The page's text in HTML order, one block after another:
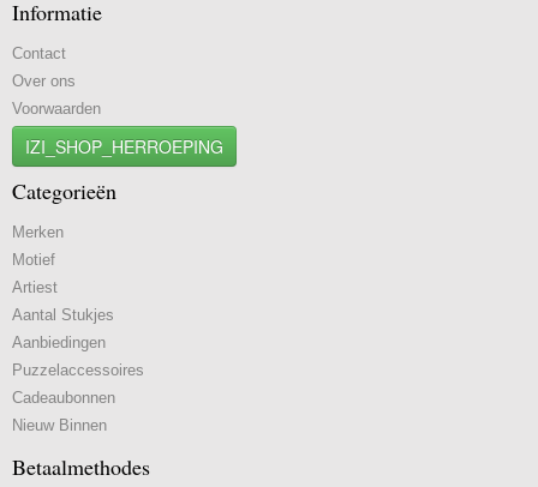
Informatie
Contact
Over ons
Voorwaarden
IZI_SHOP_HERROEPING
Categorieën
Merken
Motief
Artiest
Aantal Stukjes
Aanbiedingen
Puzzelaccessoires
Cadeaubonnen
Nieuw Binnen
Betaalmethodes